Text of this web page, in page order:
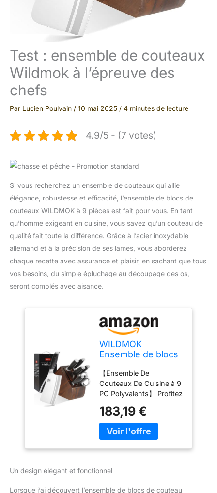
Test : ensemble de couteaux
Wildmok à l’épreuve des
chefs
Par Lucien Poulvain / 10 mai 2025 / 4 minutes de lecture
4.9/5 - (7 votes)
Si vous recherchez un ensemble de couteaux qui allie
élégance, robustesse et efficacité, l’ensemble de blocs de
couteaux WILDMOK à 9 pièces est fait pour vous. En tant
qu’homme exigeant en cuisine, vous savez qu’un couteau de
qualité fait toute la différence. Grâce à l’acier inoxydable
allemand et à la précision de ses lames, vous aborderez
chaque recette avec assurance et plaisir, en sachant que tous
vos besoins, du simple épluchage au découpage des os,
seront comblés avec aisance.
WILDMOK
Ensemble de blocs
ensemble de
couteaux de cuisine
avec bloc en bois,
en acier inoxydable
allemand en acier
tranchant pointu
avec hachoir à os
【Ensemble De
Couteaux De Cuisine à 9
PC Polyvalents】 Profitez
convivial pour couper
légèrement. L'ensemble
comprend: 9,2 cm de
12,7 cm, 18 cm Santoku -
183,19 €
Un design élégant et fonctionnel
Lorsque j’ai découvert l’ensemble de blocs de couteau